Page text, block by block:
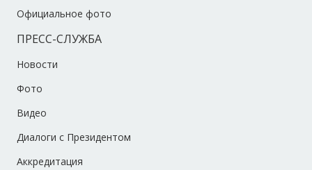
Официальное фото
ПРЕСС-СЛУЖБА
Новости
Фото
Видео
Диалоги с Президентом
Аккредитация